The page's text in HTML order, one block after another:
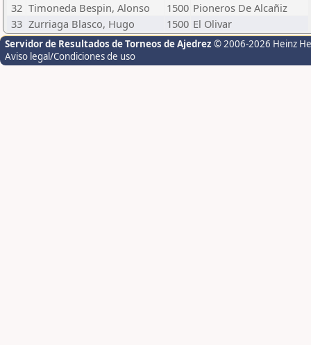
32 Timoneda Bespin, Alonso 1500 Pioneros De Alcañiz
33 Zurriaga Blasco, Hugo 1500 El Olivar
Servidor de Resultados de Torneos de Ajedrez © 2006-2026 Heinz
Aviso legal/Condiciones de uso